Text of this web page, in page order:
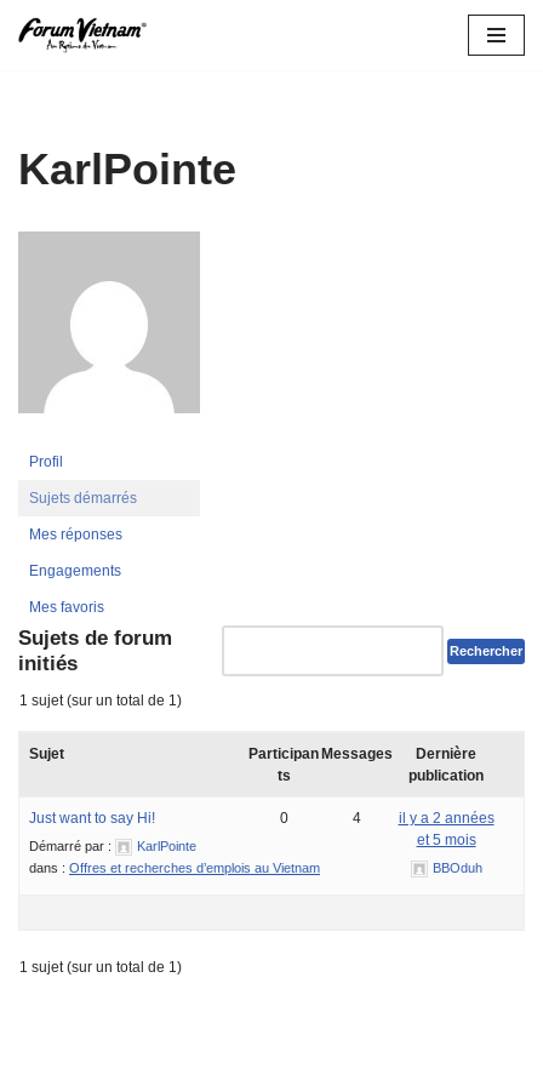
KarlPointe
Profil
Sujets démarrés
Mes réponses
Engagements
Mes favoris
Sujets de forum
initiés
1 sujet (sur un total de 1)
Sujet
Participan
ts
Messages
Dernière
publication
Just want to say Hi!
Démarré par :
KarlPointe
dans : Offres et recherches d’emplois au Vietnam
0 4
il y a 2 années
et 5 mois
BBOduh
1 sujet (sur un total de 1)